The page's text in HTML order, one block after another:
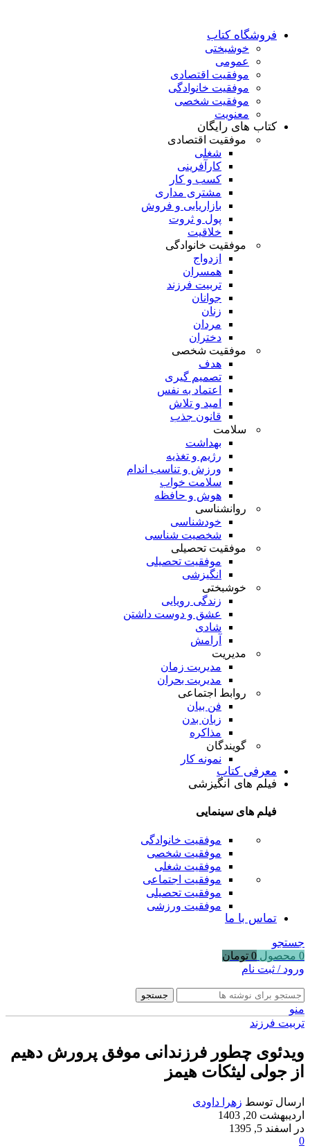
فروشگاه کتاب
خوشبختی
عمومی
موفقیت اقتصادی
موفقیت خانوادگی
موفقیت شخصی
معنویت
کتاب های رایگان
موفقیت اقتصادی
شغلی
کارآفرینی
کسب و کار
مشتری مداری
بازاریابی و فروش
پول و ثروت
خلاقیت
موفقیت خانوادگی
ازدواج
همسران
تربیت فرزند
جوانان
زنان
مردان
دختران
موفقیت شخصی
هدف
تصمیم گیری
اعتماد به نفس
امید و تلاش
قانون جذب
سلامت
بهداشت
رژیم و تغذیه
ورزش و تناسب اندام
سلامت خواب
هوش و حافظه
روانشناسی
خودشناسی
شخصیت شناسی
موفقیت تحصیلی
موفقیت تحصیلی
انگیزشی
خوشبختی
زندگی رویایی
عشق و دوست داشتن
شادی
آرامش
مدیریت
مدیریت زمان
مدیریت بحران
روابط اجتماعی
فن بیان
زبان بدن
مذاکره
گویندگان
نمونه کار
معرفی کتاب
فیلم های انگیزشی
فیلم های سینمایی
موفقیت خانوادگی
موفقیت شخصی
موفقیت شغلی
موفقیت اجتماعی
موفقیت تحصیلی
موفقیت ورزشی
تماس با ما
جستجو
0 محصول 0 تومان
ورود / ثبت نام
جستجو
منو
تربیت فرزند
ویدئوی چطور فرزندانی موفق پرورش دهیم
از جولی لیثکات هیمز
ارسال توسط زهرا داودی
اردیبهشت 20, 1403
در اسفند 5, 1395
0